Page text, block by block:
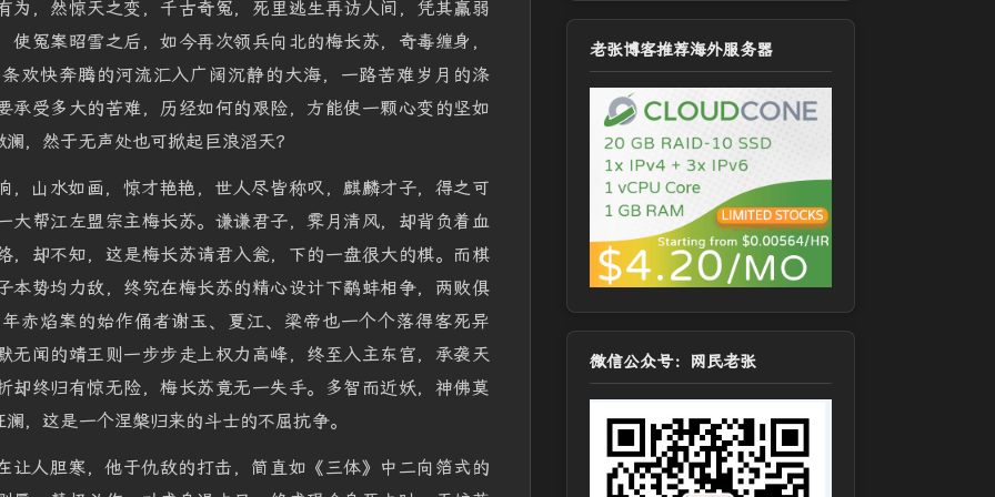
为，然惊天之变，千古奇冤，死里逃生再访人间，凭其羸弱
冤案昭雪之后，如今再次领兵向北的梅长苏，奇毒缠身，
欢快奔腾的河流汇入广阔沉静的大海，一路苦难岁月的涤
承受多大的苦难，历经如何的艰险，方能使一颗心变的坚如
，然于无声处也可掀起巨浪滔天？
，山水如画，惊才艳艳，世人尽皆称叹，麒麟才子，得之可
大帮江左盟宗主梅长苏。谦谦君子，霁月清风，却背负着血
，却不知，这是梅长苏请君入瓮，下的一盘很大的棋。而棋
本势均力敌，终究在梅长苏的精心设计下鹬蚌相争，两败俱
赤焰案的始作俑者谢玉、夏江、梁帝也一个个落得客死异
无闻的靖王则一步步走上权力高峰，终至入主东宫，承袭天
却终归有惊无险，梅长苏竟无一失手。多智而近妖，神佛莫
，这是一个涅槃归来的斗士的不屈抗争。
让人胆寒，他于仇敌的打击，简直如《三体》中二向箔式的
老张博客推荐海外服务器
微信公众号：网民老张